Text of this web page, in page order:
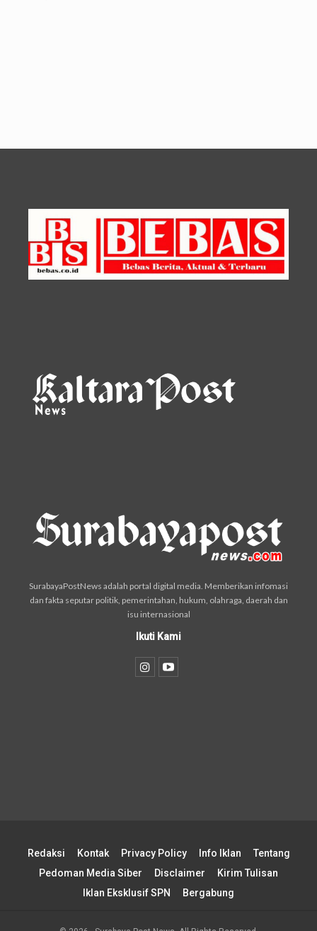
SurabayaPostNews adalah portal digital media. Memberikan infomasi
dan fakta seputar politik, pemerintahan, hukum, olahraga, daerah dan
isu internasional
Ikuti Kami
Redaksi Kontak Privacy Policy Info Iklan
Tentang
Pedoman Media Siber
Disclaimer
Kirim Tulisan
Iklan Eksklusif SPN
Bergabung